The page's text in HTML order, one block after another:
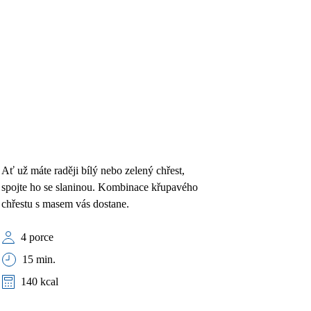
Ať už máte raději bílý nebo zelený chřest,
spojte ho se slaninou. Kombinace křupavého
chřestu s masem vás dostane.
4 porce
15 min.
140 kcal